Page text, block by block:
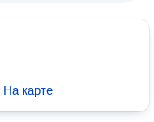
На карте